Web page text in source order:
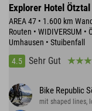
Explorer Hotel Ötztal
AREA 47 • 1.600 km
Routen • WIDIVERSUM
Umhausen • Stuibenfall
4.5
Sehr Gut
Bike Republic
mit shaped lines,